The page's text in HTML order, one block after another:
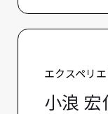
小浪 宏
エクスペリ